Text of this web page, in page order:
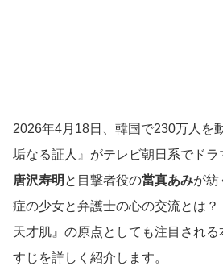
2026年4月18日、韓国で230万人を
垢なる証人』がテレビ朝日系でド
唐沢寿明 と目撃者役の當真あみが紡
症の少女と弁護士の心の交流とは
天才肌』の原点としても注目され
すじを詳しく紹介します。